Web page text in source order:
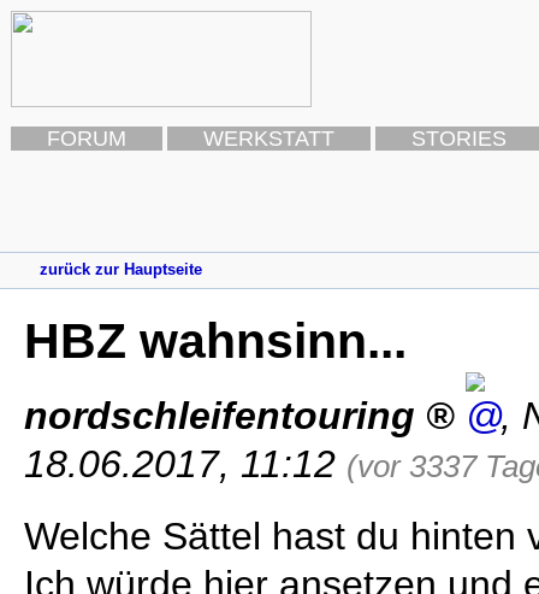
FORUM WERKSTATT STORIES
zurück zur Hauptseite
HBZ wahnsinn...
nordschleifentouring ,
18.06.2017, 11:12 (vor 3337
Welche Sättel hast du hinten
Ich würde hier ansetzen und